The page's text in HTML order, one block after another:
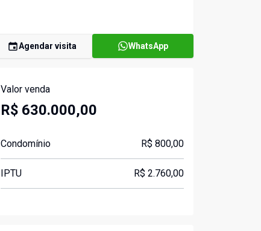
Agendar visita WhatsApp
Valor venda
R$ 630.000,00
Condomínio R$ 800,00
IPTU R$ 2.760,00